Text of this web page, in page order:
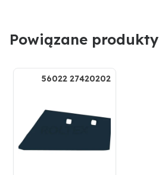
Powiązane produkty
56022 27420202